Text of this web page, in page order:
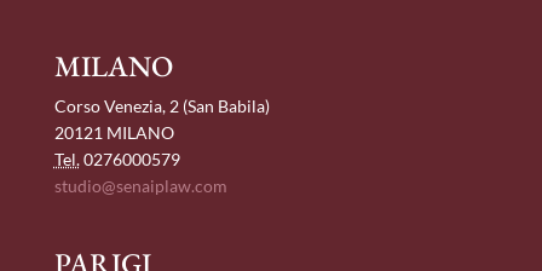
MILANO
Corso Venezia, 2 (San Babila)
20121 MILANO
Tel.0276000579
studio@senaiplaw.com